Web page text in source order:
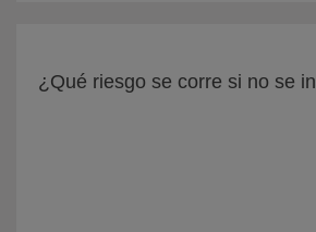
¿Qué riesgo se corre si no se